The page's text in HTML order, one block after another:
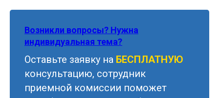
Возникли вопросы? Нужна
индивидуальная тема?
Оставьте заявку на БЕСПЛАТНУЮ
консультацию, сотрудник
приемной комиссии поможет